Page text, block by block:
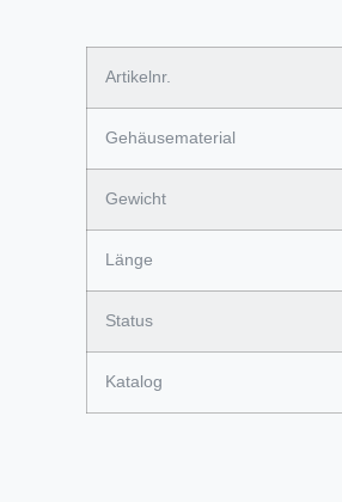
Artikelnr.
Gehäusematerial
Gewicht
Länge
Status
Katalog